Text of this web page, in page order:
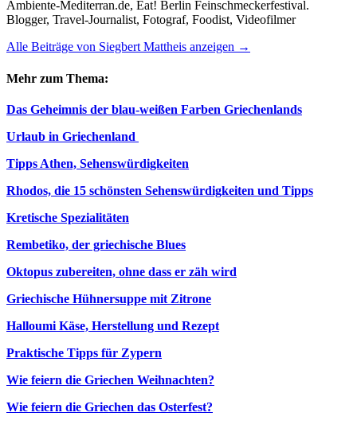
Ambiente-Mediterran.de, Eat! Berlin Feinschmeckerfestival.
Blogger, Travel-Journalist, Fotograf, Foodist, Videofilmer
Alle Beiträge von Siegbert Mattheis anzeigen →
Mehr zum Thema:
Das Geheimnis der blau-weißen Farben Griechenlands
Urlaub in Griechenland
Tipps Athen, Sehenswürdigkeiten
Rhodos, die 15 schönsten Sehenswürdigkeiten und Tipps
Kretische Spezialitäten
Rembetiko, der griechische Blues
Oktopus zubereiten, ohne dass er zäh wird
Griechische Hühnersuppe mit Zitrone
Halloumi Käse, Herstellung und Rezept
Praktische Tipps für Zypern
Wie feiern die Griechen Weihnachten?
Wie feiern die Griechen das Osterfest?